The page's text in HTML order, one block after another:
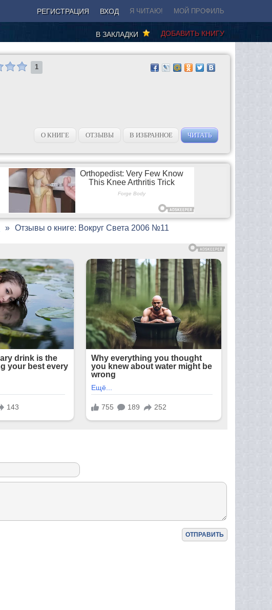
РЕГИСТРАЦИЯ ВХОД Я ЧИТАЮ! МОЙ ПРОФИЛЬ
ДОБАВИТЬ КНИГУ
В ЗАКЛАДКИ
1
О КНИГЕ ОТЗЫВЫ В ИЗБРАННОЕ ЧИТАТЬ
Отзывы о книге: Вокруг Света 2006 №11